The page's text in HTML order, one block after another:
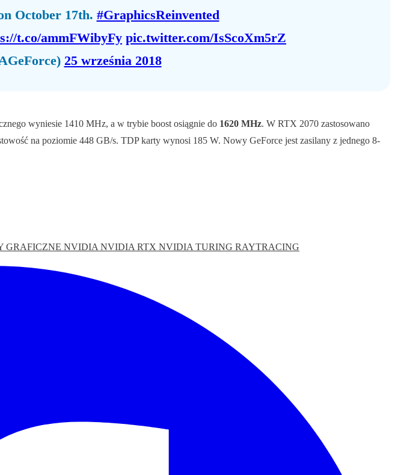
October 17th. #GraphicsReinvented
t.co/ammFWibyFy pic.twitter.com/IsScoXm5rZ
25 września 2018
wyniesie 1410 MHz, a w trybie boost osiągnie do 1620 MHz. W RTX 2070 zastosowano
na poziomie 448 GB/s. TDP karty wynosi 185 W. Nowy GeForce jest zasilany z jednego 8-
GRAFICZNE NVIDIA NVIDIA RTX NVIDIA TURING RAYTRACING